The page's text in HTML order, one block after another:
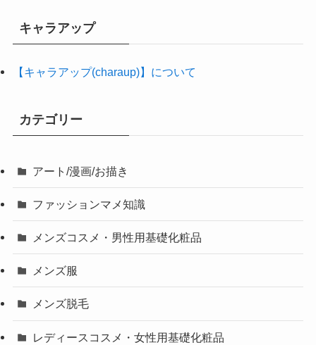
キャラアップ
【キャラアップ(charaup)】について
カテゴリー
アート/漫画/お描き
ファッションマメ知識
メンズコスメ・男性用基礎化粧品
メンズ服
メンズ脱毛
レディースコスメ・女性用基礎化粧品